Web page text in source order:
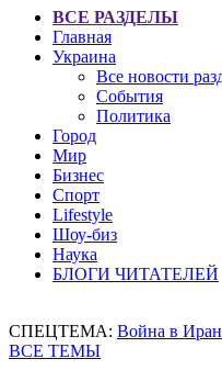
ВСЕ РАЗДЕЛЫ
Главная
Украина
Все новости
События
Политика
Город
Мир
Бизнес
Спорт
Lifestyle
Шоу-биз
Наука
БЛОГИ ЧИТАТЕЛЕЙ
СПЕЦТЕМА: Война в
ВСЕ ТЕМЫ